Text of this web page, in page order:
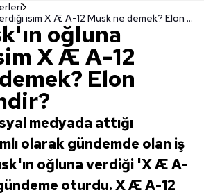
Elon Musk'ın oğluna verdiği isim X Æ A-12 Musk ne demek? Elon Musk kimdir?
oğluna
X Æ A-12
Elon
medyada attığı
olarak gündemde olan iş
oğluna verdiği 'X Æ A-
oturdu. X Æ A-12